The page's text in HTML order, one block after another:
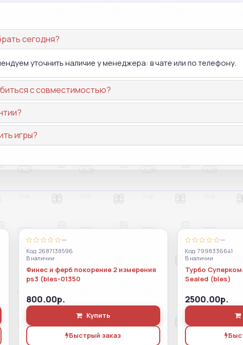
сегодня?
уточнить наличие у менеджера: в чате или по телефону.
с совместимостью?
игры?
—
Код: 2687138596
В наличии
Финес и ферб покорение 2 измерения
ps3 (bles-01350
800.00р.
Купить
Быстрый заказ
—
Код: 7998336641
В наличии
Турбо
Sealed (bles)
2500.00р.